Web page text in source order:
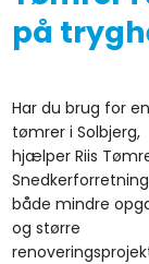
på
​Har du brug for en
tømrer i Solbjerg,
hjælper Riis
både mindre
og større